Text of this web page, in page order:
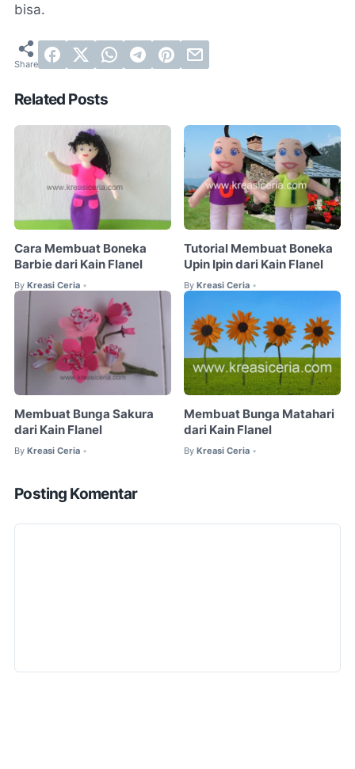
bisa.
Related Posts
Cara Membuat Boneka
Barbie dari Kain Flanel
By Kreasi Ceria •
Tutorial Membuat Boneka
Upin Ipin dari Kain Flanel
By Kreasi Ceria •
Membuat Bunga Sakura
dari Kain Flanel
By Kreasi Ceria •
Membuat Bunga Matahari
dari Kain Flanel
By Kreasi Ceria •
Posting Komentar